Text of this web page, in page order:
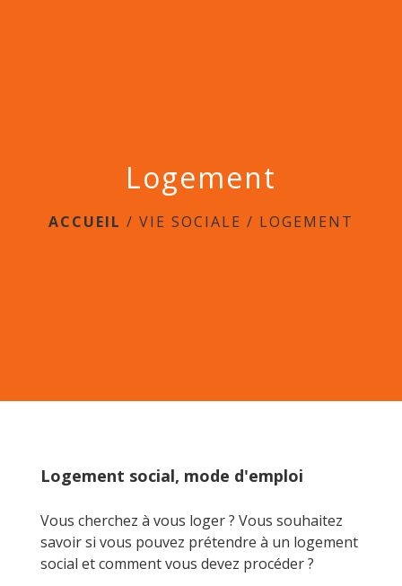
Logement
ACCUEIL / VIE SOCIALE / LOGEMENT
Logement social, mode d'emploi
Vous cherchez à vous loger ? Vous souhaitez
savoir si vous pouvez prétendre à un logement
social et comment vous devez procéder ?